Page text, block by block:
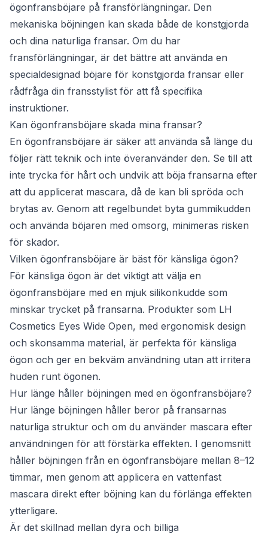
ögonfransböjare på fransförlängningar. Den
mekaniska böjningen kan skada både de konstgjorda
och dina naturliga fransar. Om du har
fransförlängningar, är det bättre att använda en
specialdesignad böjare för konstgjorda fransar eller
rådfråga din fransstylist för att få specifika
instruktioner.
Kan ögonfransböjare skada mina fransar?
En ögonfransböjare är säker att använda så länge du
följer rätt teknik och inte överanvänder den. Se till att
inte trycka för hårt och undvik att böja fransarna efter
att du applicerat mascara, då de kan bli spröda och
brytas av. Genom att regelbundet byta gummikudden
och använda böjaren med omsorg, minimeras risken
för skador.
Vilken ögonfransböjare är bäst för känsliga ögon?
För känsliga ögon är det viktigt att välja en
ögonfransböjare med en mjuk silikonkudde som
minskar trycket på fransarna. Produkter som LH
Cosmetics Eyes Wide Open, med ergonomisk design
och skonsamma material, är perfekta för känsliga
ögon och ger en bekväm användning utan att irritera
huden runt ögonen.
Hur länge håller böjningen med en ögonfransböjare?
Hur länge böjningen håller beror på fransarnas
naturliga struktur och om du använder mascara efter
användningen för att förstärka effekten. I genomsnitt
håller böjningen från en ögonfransböjare mellan 8–12
timmar, men genom att applicera en vattenfast
mascara direkt efter böjning kan du förlänga effekten
ytterligare.
Är det skillnad mellan dyra och billiga